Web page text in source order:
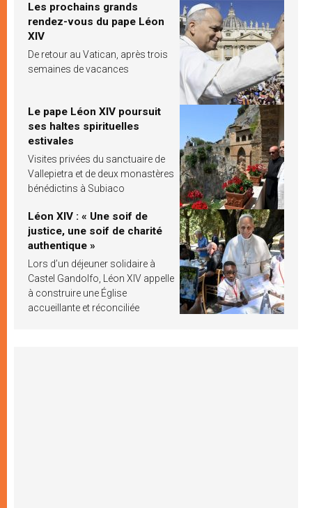
Les prochains grands
rendez-vous du pape Léon
XIV
De retour au Vatican, après trois
semaines de vacances
Le pape Léon XIV poursuit
ses haltes spirituelles
estivales
Visites privées du sanctuaire de
Vallepietra et de deux monastères
bénédictins à Subiaco
Léon XIV : « Une soif de
justice, une soif de charité
authentique »
Lors d’un déjeuner solidaire à
Castel Gandolfo, Léon XIV appelle
à construire une Église
accueillante et réconciliée